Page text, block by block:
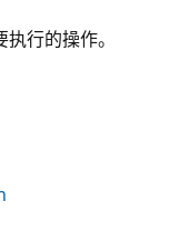
行的操作。